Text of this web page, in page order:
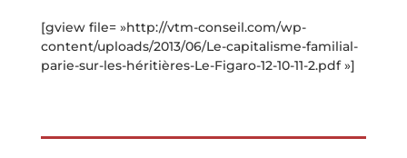
[gview file= »http://vtm-conseil.com/wp-
content/uploads/2013/06/Le-capitalisme-familial-
parie-sur-les-héritières-Le-Figaro-12-10-11-2.pdf »]